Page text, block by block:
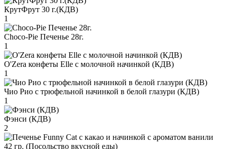
КрутФрут 30 г.(КДВ)
1
Choco-Pie Печенье 28г.
1
O'Zera конфеты Elle с молочной начинкой (КДВ)
1
Чио Рио с трюфельной начинкой в белой глазури (КДВ)
1
Фэнси (КДВ)
2